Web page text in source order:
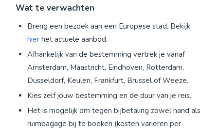
Wat te verwachten
Breng een bezoek aan een Europese stad. Bekijk
hier het actuele aanbod.
Afhankelijk van de bestemming vertrek je vanaf
Amsterdam, Maastricht, Eindhoven, Rotterdam,
Düsseldorf, Keulen, Frankfurt, Brussel of Weeze.
Kies zelf jouw bestemming en de duur van je reis.
Het is mogelijk om tegen bijbetaling zowel hand als
ruimbagage bij te boeken (kosten variëren per